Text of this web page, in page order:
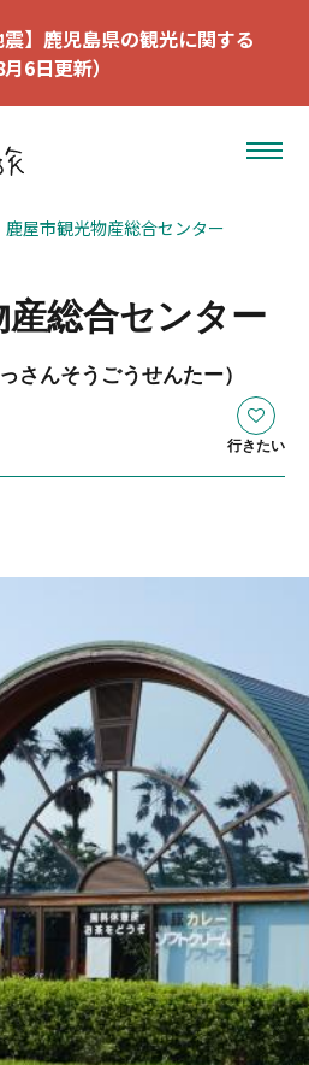
震】鹿児島県の観光に関する
6日更新）
鹿屋市観光物産総合センター
産総合センター
さんそうごうせんたー）
行きたい